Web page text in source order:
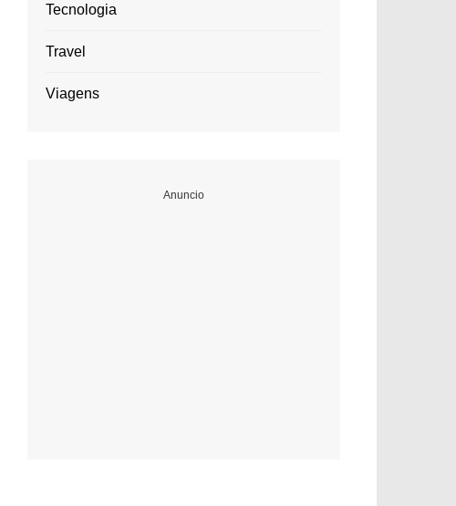
Tecnologia
Travel
Viagens
Anuncio